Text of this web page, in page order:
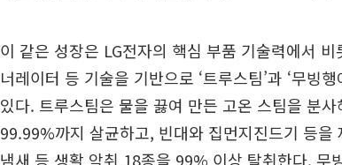
이 같은 성장은 LG전자의 핵심 부품 기술력에서
너레이터 등 기술을 기반으로 ‘트루스팀’과 ‘무빙
있다. 트루스팀은 물을 끓여 만든 고온 스팀을 분
99.99%까지 살균하고, 빈대와 집먼지진드기 등을
냄새 등 생활 악취 18종을 99% 이상 탈취한다. 무